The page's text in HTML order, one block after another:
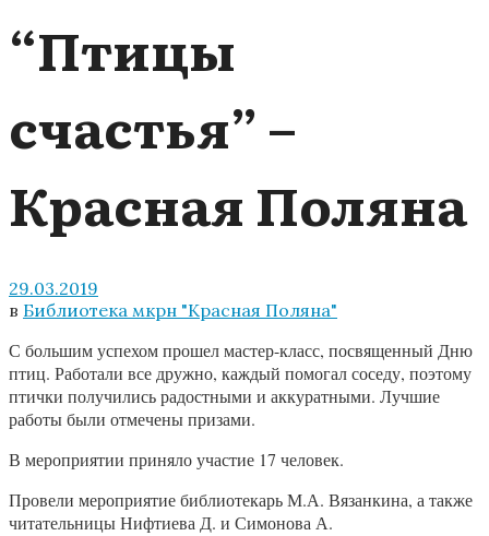
“Птицы
счастья” –
Красная Поляна
29.03.2019
в Библиотека мкрн "Красная Поляна"
С большим успехом прошел мастер-класс, посвященный Дню
птиц. Работали все дружно, каждый помогал соседу, поэтому
птички получились радостными и аккуратными. Лучшие
работы были отмечены призами.
В мероприятии приняло участие 17 человек.
Провели мероприятие библиотекарь М.А. Вязанкина, а также
читательницы Нифтиева Д. и Симонова А.